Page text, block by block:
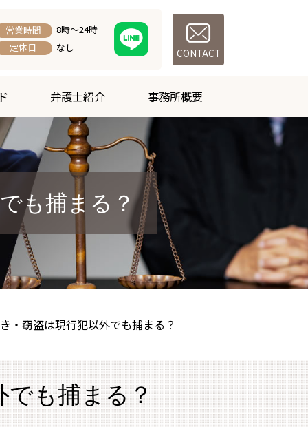
営業時間
8時～24時
定休日
なし CONTACT
も捕まる？
弁護士紹介 事務所概要
・窃盗は現行犯以外でも捕まる？
でも捕まる？